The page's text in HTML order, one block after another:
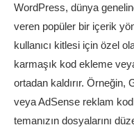
WordPress, dünya
veren popüler bir içerik
kullanıcı kitlesi için özel
karmaşık kod ekleme
ortadan kaldırır.
veya AdSense reklam
temanızın dosyalarını